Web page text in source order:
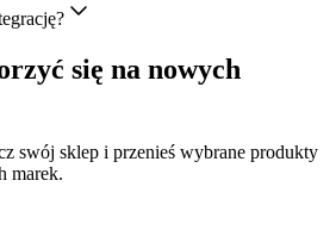
się na nowych
swój sklep i przenieś wybrane produkty
marek.